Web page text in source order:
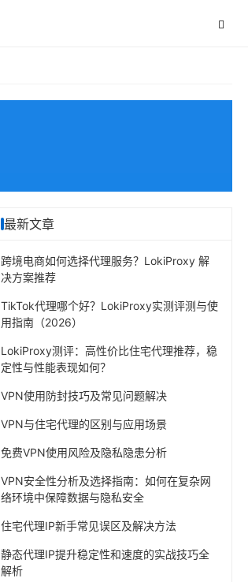
最新文章
跨境电商如何选择代理服务？LokiProxy 解
决方案推荐
TikTok代理哪个好？LokiProxy实测评测与使
用指南（2026）
LokiProxy测评：高性价比住宅代理推荐，稳
定性与性能表现如何？
VPN使用防封技巧及常见问题解决
VPN与住宅代理的区别与应用场景
免费VPN使用风险及隐私隐患分析
VPN安全性分析及选择指南：如何在复杂网
络环境中保障数据与隐私安全
住宅代理IP新手常见误区及解决方法
静态代理IP提升稳定性和速度的实战技巧全
解析